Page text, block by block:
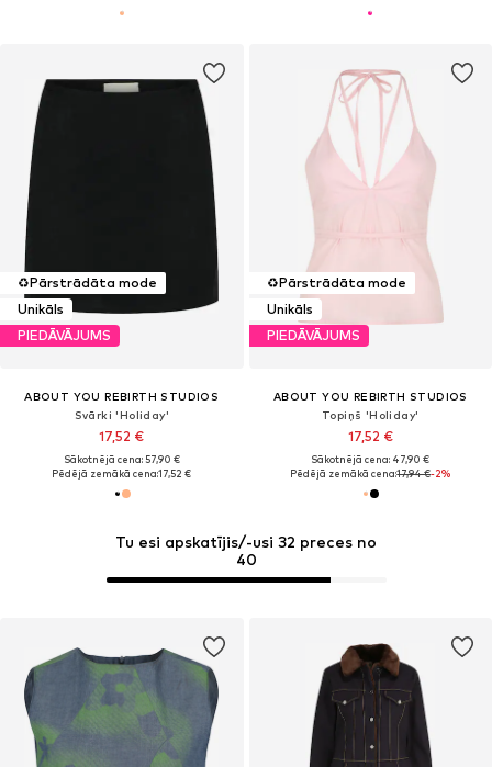
♻️Pārstrādāta mode
Unikāls
PIEDĀVĀJUMS
ABOUT YOU REBIRTH STUDIOS
Svārki 'Holiday'
17,52 €
Sākotnējā cena: 57,90 €
Pēdējā zemākā cena:17,52 €
♻️Pārstrādāta mode
Unikāls
PIEDĀVĀJUMS
ABOUT YOU REBIRTH STUDIOS
Topiņš 'Holiday'
17,52 €
Sākotnējā cena: 47,90 €
Pēdējā zemākā cena:17,94 €-2%
Tu esi apskatījis/-usi 32 preces no
40